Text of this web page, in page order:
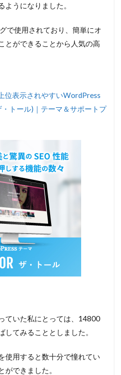
ようになりました。
で使用されており、簡単にオ
とができることから人気の高
位表示されやすいWordPress
トール)｜テーマ＆サポートプ
ていた私にとっては、14800
してみることとしました。
使用すると数十分で憧れてい
ができました。